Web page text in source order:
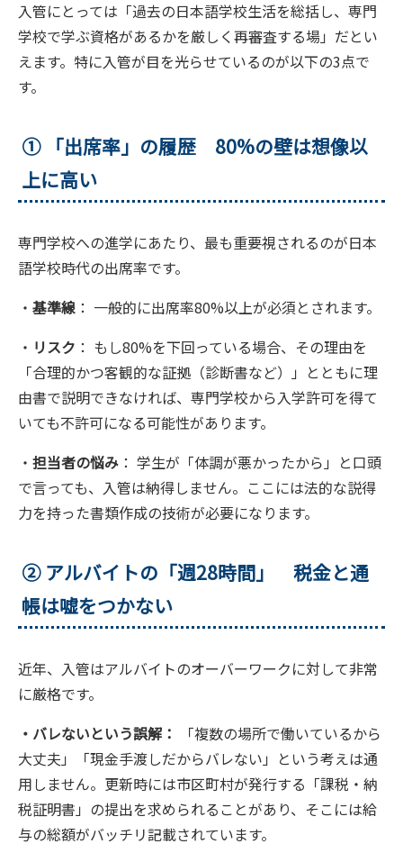
入管にとっては「過去の日本語学校生活を総括し、専門
学校で学ぶ資格があるかを厳しく再審査する場」だとい
えます。特に入管が目を光らせているのが以下の3点で
す。
① 「出席率」の履歴 80%の壁は想像以
上に高い
専門学校への進学にあたり、最も重要視されるのが日本
語学校時代の出席率です。
・ 基準線 ： 一般的に出席率80%以上が必須とされます。
・ リスク ： もし80%を下回っている場合、その理由を
「合理的かつ客観的な証拠（診断書など）」とともに理
由書で説明できなければ、専門学校から入学許可を得て
いても不許可になる可能性があります。
・ 担当者の悩み ： 学生が「体調が悪かったから」と口頭
で言っても、入管は納得しません。ここには法的な説得
力を持った書類作成の技術が必要になります。
② アルバイトの「週28時間」 税金と通
帳は嘘をつかない
近年、入管はアルバイトのオーバーワークに対して非常
に厳格です。
・バレないという誤解：
「複数の場所で働いているから
大丈夫」「現金手渡しだからバレない」という考えは通
用しません。更新時には市区町村が発行する「課税・納
税証明書」の提出を求められることがあり、そこには給
与の総額がバッチリ記載されています。